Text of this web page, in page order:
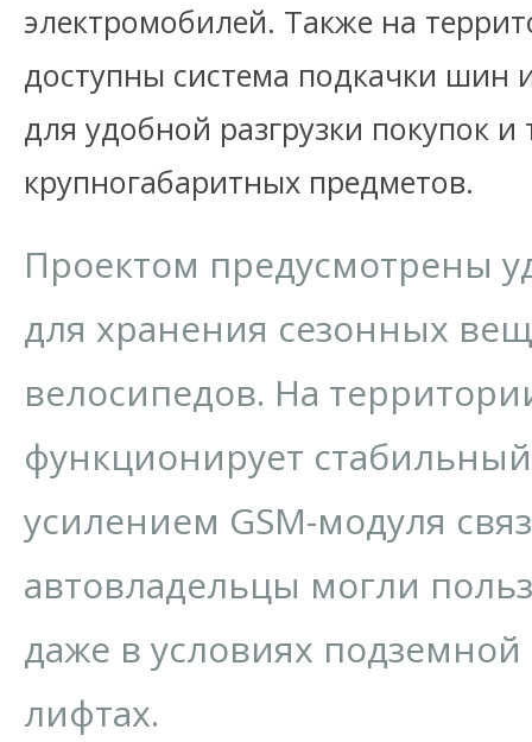
электромобилей. Также на
доступны система подкачки шин
для удобной разгрузки покупок
крупногабаритных предметов.
Проектом предусмотрены
для хранения сезонных
велосипедов. На
функционирует
усилением GSM-модуля
автовладельцы могли
даже в условиях
лифтах.